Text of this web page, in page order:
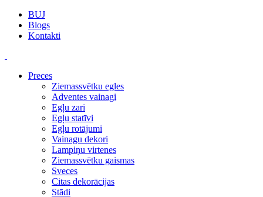
BUJ
Blogs
Kontakti
Preces
Ziemassvētku egles
Adventes vainagi
Egļu zari
Egļu statīvi
Egļu rotājumi
Vainagu dekori
Lampiņu virtenes
Ziemassvētku gaismas
Sveces
Citas dekorācijas
Stādi